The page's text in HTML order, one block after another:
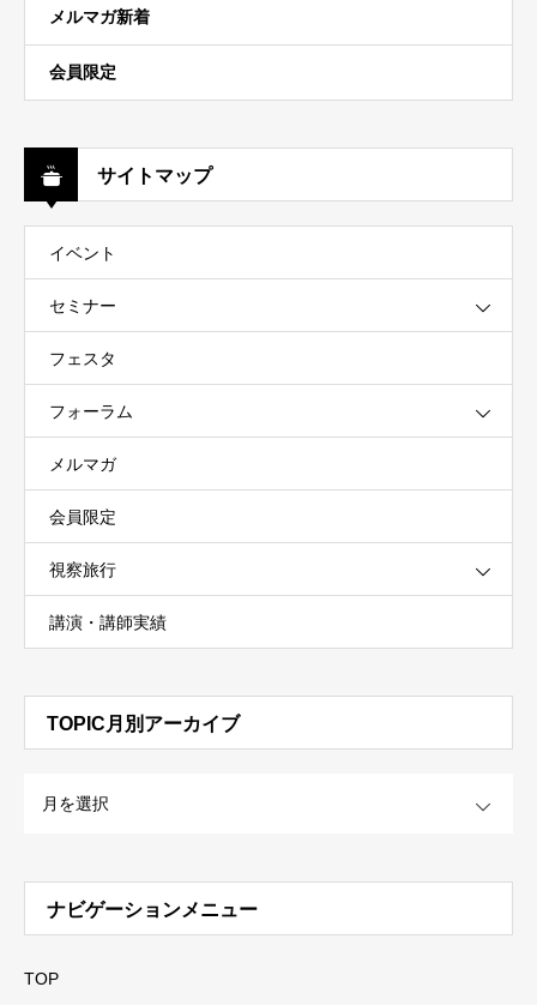
メルマガ新着
会員限定
サイトマップ
イベント
セミナー
フェスタ
フォーラム
メルマガ
会員限定
視察旅行
講演・講師実績
TOPIC月別アーカイブ
ナビゲーションメニュー
TOP